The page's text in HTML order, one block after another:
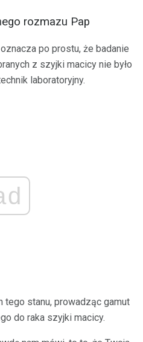
rozmazu Pap
po prostu, że badanie
z szyjki macicy nie było
laboratoryjny.
stanu, prowadząc gamut
do raka szyjki macicy.